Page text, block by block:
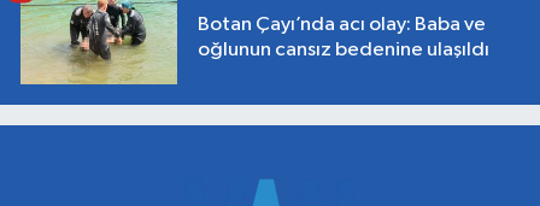
Botan Çayı’nda acı olay: Baba ve
oğlunun cansız bedenine ulaşıldı